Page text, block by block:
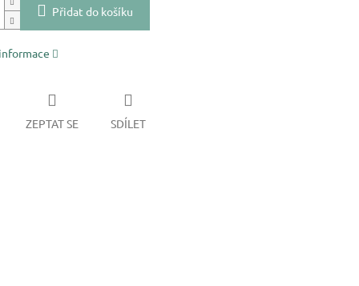
Přidat do košíku
ZEPTAT SE SDÍLET